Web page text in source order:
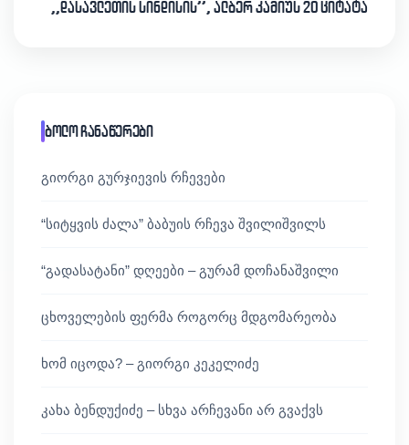
,,დასავლეთის სინდისის’’, ალბერ კამიუს 20 ციტატა
ბოლო ჩანაწერები
გიორგი გურჯიევის რჩევები
“სიტყვის ძალა” ბაბუის რჩევა შვილიშვილს
“გადასატანი” დღეები – გურამ დოჩანაშვილი
ცხოველების ფერმა როგორც მდგომარეობა
ხომ იცოდა? – გიორგი კეკელიძე
კახა ბენდუქიძე – სხვა არჩევანი არ გვაქვს